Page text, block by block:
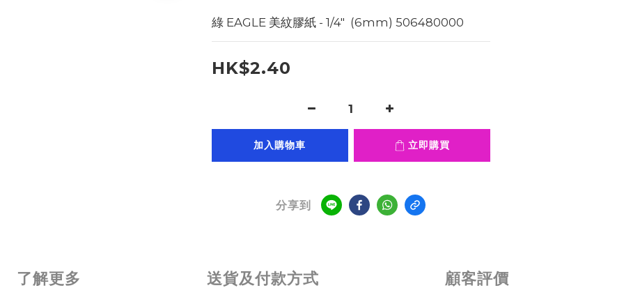
綠 EAGLE 美紋膠紙 - 1/4"  (6mm) 506480000
HK$2.40
加入購物車 立即購買
分享到
了解更多 送貨及付款方式 顧客評價